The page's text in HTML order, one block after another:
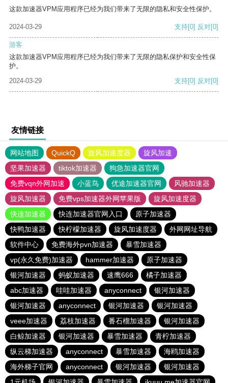
这款加速器VPM应用程序已经为我们带来了无限的隐私和安全性保护。
2024-03-29 支持[0] 反对[0]
游客
这款加速器VPM应用程序已经为我们带来了无限的隐私保护和安全性保
护。
2024-03-29
支持[0] 反对[0]
友情链接
网站地图 QuickQ 旋风加速度器
旋风加速
坚果加速器
tiktok加速器
狗急加速器官网
免费vqn外网加速
小蓝鸟 优途加速器官网
风驰加速器
旋风加速器
免费vps加速器外网苹果版
旋风加速度器
快连加速器
快连加速器官网入口
原子加速器
快鸭加速器
快柠檬加速器 旋风加速度器
外网网址导航
软件中心
免费海外pvn加速器
暴雪加速器
vp(永久免费)加速器
hammer加速器
原子加速器
银河加速器
蚂蚁加速器 速鹰666
橘子加速器
abc加速器
哇哇加速器 anyconnect
银河加速器
银河加速器
anyconnect 银河加速器
银河加速器
veee加速器
荔枝加速器 番石榴加速器
银河加速器
白鲸加速器
银河加速器 暴雪加速器
青柠加速器
纵云梯加速器
anyconnect 暴雪加速器
海鸥加速器
海外梯子官网
anyconnect 银河加速器
银河加速器